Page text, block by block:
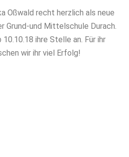
Oßwald recht herzlich als neue
Grund-und Mittelschule Durach.
ihre Stelle an. Für ihr
wir ihr viel Erfolg!